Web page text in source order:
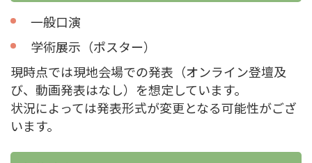
一般口演
学術展示（ポスター）
現時点では現地会場での発表（オンライン登壇及
び、動画発表はなし）を想定しています。
状況によっては発表形式が変更となる可能性がござ
います。